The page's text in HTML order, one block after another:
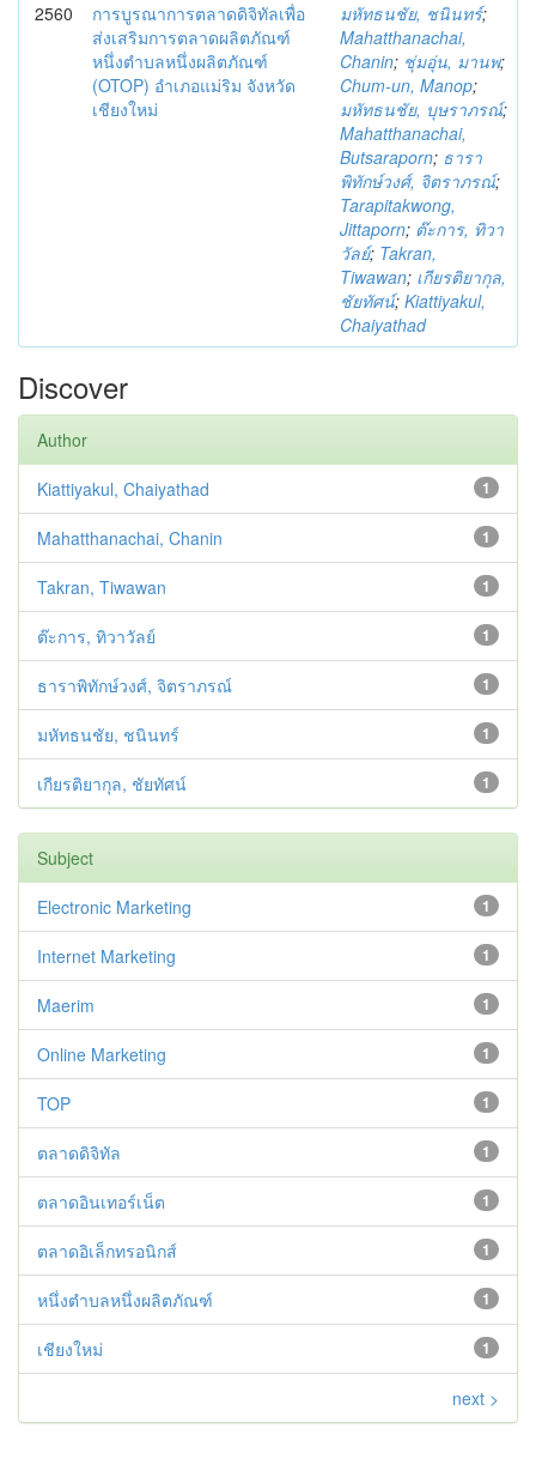
2560
การบูรณาการตลาดดิจิทัลเพื่อ
ส่งเสริมการตลาดผลิตภัณฑ์
หนึ่งตำบลหนึ่งผลิตภัณฑ์
(OTOP) อำเภอแม่ริม จังหวัด
เชียงใหม่
มหัทธนชัย, ชนินทร์;
Mahatthanachai,
Chanin; ชุ่มอุ่น, มานพ;
Chum-un, Manop;
มหัทธนชัย, บุษราภรณ์;
Mahatthanachai,
Butsaraporn; ธารา
พิทักษ์วงศ์, จิตราภรณ์;
Tarapitakwong,
Jittaporn; ต๊ะการ, ทิวา
วัลย์; Takran,
Tiwawan; เกียรติยากุล,
ชัยทัศน์; Kiattiyakul,
Chaiyathad
Discover
Author
1
Kiattiyakul, Chaiyathad
1
Mahatthanachai, Chanin
1
Takran, Tiwawan
1
ต๊ะการ, ทิวาวัลย์
1
ธาราพิทักษ์วงศ์, จิตราภรณ์
1
มหัทธนชัย, ชนินทร์
1
เกียรติยากุล, ชัยทัศน์
Subject
1
Electronic Marketing
1
Internet Marketing
1
Maerim
1
Online Marketing
1
TOP
1
ตลาดดิจิทัล
1
ตลาดอินเทอร์เน็ต
1
ตลาดอิเล็กทรอนิกส์
1
หนึ่งตำบลหนึ่งผลิตภัณฑ์
1
เชียงใหม่
next >